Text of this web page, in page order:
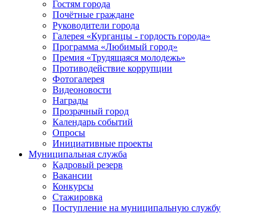
Гостям города
Почётные граждане
Руководители города
Галерея «Курганцы - гордость города»
Программа «Любимый город»
Премия «Трудящаяся молодежь»
Противодействие коррупции
Фотогалерея
Видеоновости
Награды
Прозрачный город
Календарь событий
Опросы
Инициативные проекты
Муниципальная служба
Кадровый резерв
Вакансии
Конкурсы
Стажировка
Поступление на муниципальную службу